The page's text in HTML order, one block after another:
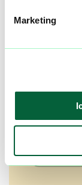
Marketing
und
exklusive
Jetzt